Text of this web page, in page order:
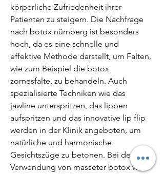
körperliche Zufriedenheit ihrer
Patienten zu steigern. Die Nachfrage
nach botox nürnberg ist besonders
hoch, da es eine schnelle und
effektive Methode darstellt, um Falten,
wie zum Beispiel die botox
zornesfalte, zu behandeln. Auch
spezialisierte Techniken wie das
jawline unterspritzen, das lippen
aufspritzen und das innovative lip flip
werden in der Klinik angeboten, um
natürliche und harmonische
Gesichtszüge zu betonen. Bei der
Verwendung von masseter botox wird